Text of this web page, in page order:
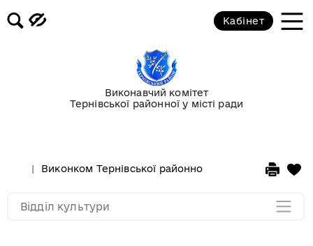
Виконавчий комітет
Тернівської районної у місті ради
Кабінет
Виконком Тернівської районної у місті ради
Відділ культури
Завідувач відділу культури
Основні завдання та функції